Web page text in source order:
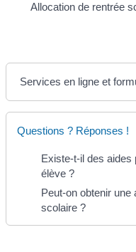
Allocation de rentrée
Services en ligne et
Questions ? Réponses !
Existe-t-il des aides
élève ?
Peut-on obtenir une
scolaire ?